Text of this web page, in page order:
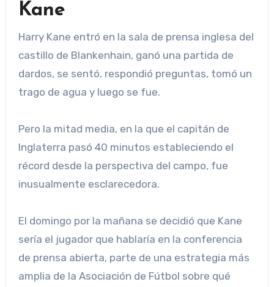
Kane
Harry Kane entró en la sala de prensa inglesa del
castillo de Blankenhain, ganó una partida de
dardos, se sentó, respondió preguntas, tomó un
trago de agua y luego se fue.
Pero la mitad media, en la que el capitán de
Inglaterra pasó 40 minutos estableciendo el
récord desde la perspectiva del campo, fue
inusualmente esclarecedora.
El domingo por la mañana se decidió que Kane
sería el jugador que hablaría en la conferencia
de prensa abierta, parte de una estrategia más
amplia de la Asociación de Fútbol sobre qué